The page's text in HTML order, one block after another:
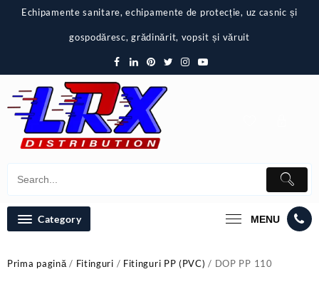
Echipamente sanitare, echipamente de protecție, uz casnic și
gospodăresc, grădinărit, vopsit și văruit
Category MENU
Prima pagină/ Fitinguri / Fitinguri PP (PVC) / DOP PP 110